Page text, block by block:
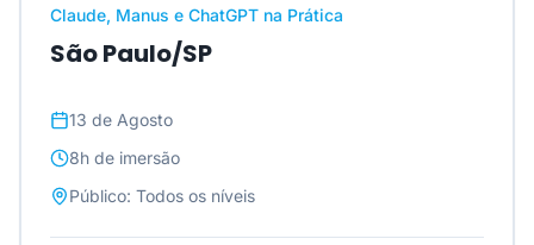
Claude, Manus e ChatGPT na Prática
São Paulo/SP
13 de Agosto
8h de imersão
Público: Todos os níveis